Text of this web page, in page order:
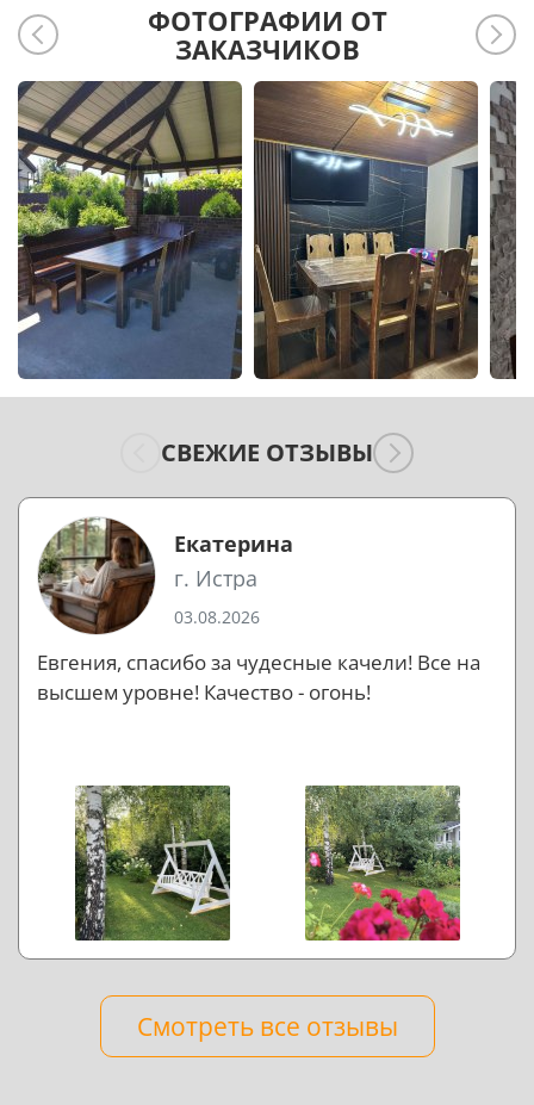
ФОТОГРАФИИ ОТ
ЗАКАЗЧИКОВ
СВЕЖИЕ ОТЗЫВЫ
Екатерина
г. Истра
03.08.2026
Евгения, спасибо за чудесные качели! Все на
высшем уровне! Качество - огонь!
Смотреть все отзывы